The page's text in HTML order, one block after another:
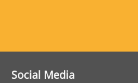
Social Media